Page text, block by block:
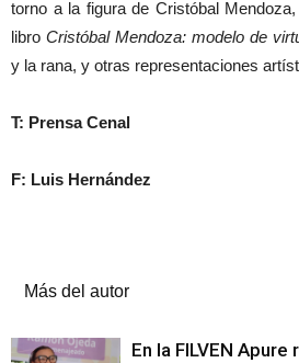
torno a la figura de Cristóbal
libro Cristóbal Mendoza: modelo de
y la rana, y otras representaciones
T: Prensa Cenal
F: Luis Hernández
Más del autor
En la FILVEN